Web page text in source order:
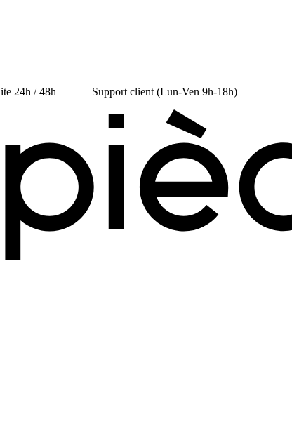
24h / 48h | Support client (Lun-Ven 9h-18h)